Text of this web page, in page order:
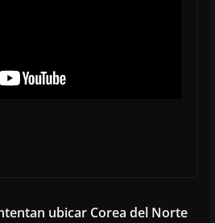
ubicar Corea del Norte